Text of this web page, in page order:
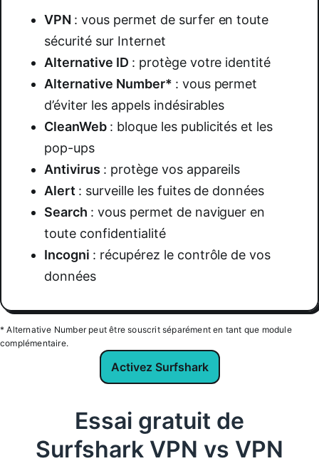
VPN : vous permet de surfer en toute
sécurité sur Internet
Alternative ID : protège votre identité
Alternative Number* : vous permet
d’éviter les appels indésirables
CleanWeb : bloque les publicités et les
pop-ups
Antivirus : protège vos appareils
Alert : surveille les fuites de données
Search : vous permet de naviguer en
toute confidentialité
Incogni : récupérez le contrôle de vos
données
* Alternative Number peut être souscrit séparément en tant que module
complémentaire.
Activez Surfshark
Essai gratuit de
Surfshark VPN vs VPN